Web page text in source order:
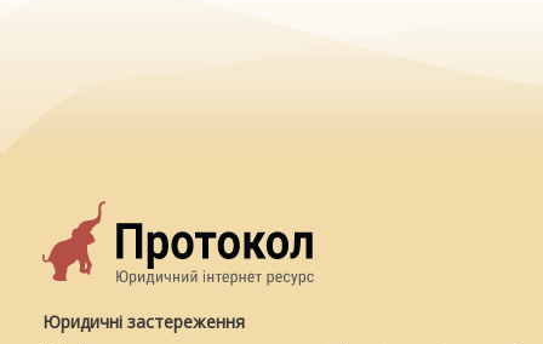
Юридичні застереження